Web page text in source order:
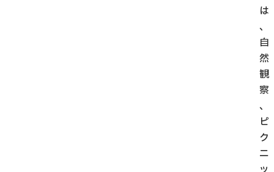
は
、
自
然
観
察
、
ピ
ク
ニ